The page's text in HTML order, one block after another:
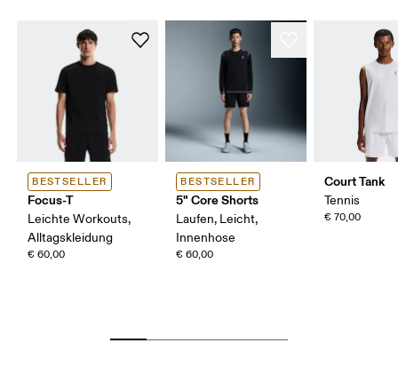
BESTSELLER
Focus-T
Leichte Workouts,
Alltagskleidung
€ 60,00
BESTSELLER
5" Core Shorts
Laufen, Leicht,
Innenhose
€ 60,00
Court Tank
Tennis
€ 70,00